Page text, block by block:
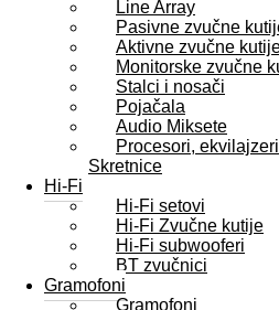
Line Array
Pasivne zvučne
Aktivne zvučne
Monitorske zvučne
Stalci i nosači
Pojačala
Audio Miksete
Procesori,
Skretnice
Hi-Fi
Hi-Fi setovi
Hi-Fi Zvučne kutije
Hi-Fi subwooferi
BT zvučnici
Gramofoni
Gramofoni